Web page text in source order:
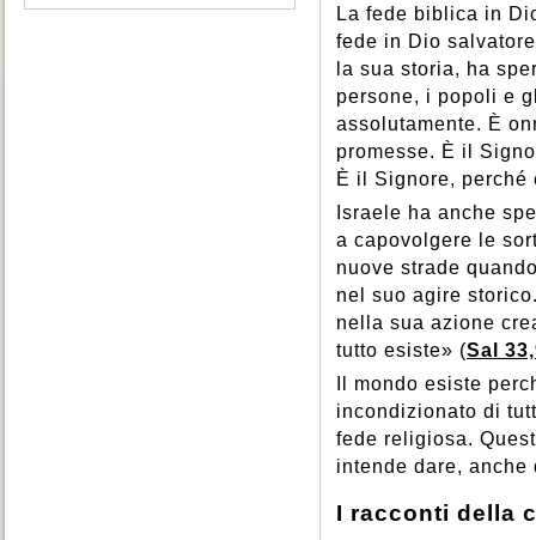
La fede biblica in
fede in Dio salvatore
la sua storia, ha
persone, i popoli e
assolutamente. È
promesse. È il
È il Signore,
Israele ha anche
a capovolgere le
nuove strade
nel suo agire
nella sua azione
tutto esiste» (Sal
Il mondo esiste
incondizionato di
fede religiosa.
intende dare, anche
I racconti della